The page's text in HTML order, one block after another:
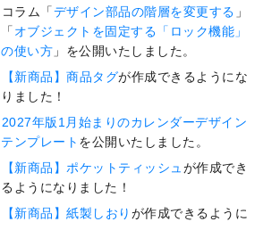
コラム「デザイン部品の階層を変更する 」
「 オブジェクトを固定する「ロック機能」
の使い方 」を公開いたしました。
【新商品】商品タグが作成できるようにな
りました！
2027年版1月始まりのカレンダーデザイン
テンプレート を公開いたしました。
【新商品】ポケットティッシュが作成でき
るようになりました！
【新商品】紙製しおり が作成できるように